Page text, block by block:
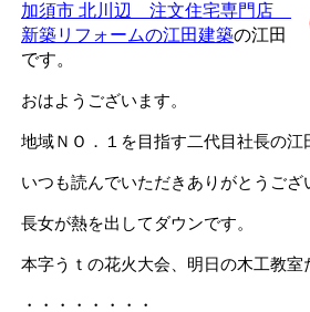
加須市 北川辺 注文住宅専門店
新築リフォームの江田建築の江田
です。
おはようございます。
地域ＮＯ．１を目指す二代目社長の江
いつも読んでいただきありがとうござ
長女が熱を出してダウンです。
本字うｔの花火大会、明日の木工教室
・・・・・・・・